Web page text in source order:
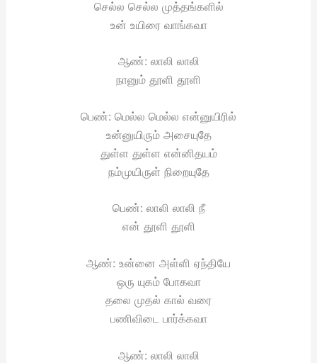
செல்ல செல்ல முத்தங்களில்
உன் உயிரை வாங்கவா
ஆண்: லாலி லாலி
நானும் தூளி தூளி
பெண்: மெல்ல மெல்ல என்னுயிரில்
உன்னுயிரும் அசையுதே
துள்ள துள்ள என்னிதயம்
நம்முயிருள் நிறையுதே
பெண்: லாலி லாலி நீ
என் தூளி தூளி
ஆண்: உன்னை அள்ளி ஏந்தியே
ஒரு யுகம் போகவா
தலை முதல் கால் வரை
பணிவிடை பார்க்கவா
ஆண்: லாலி லாலி